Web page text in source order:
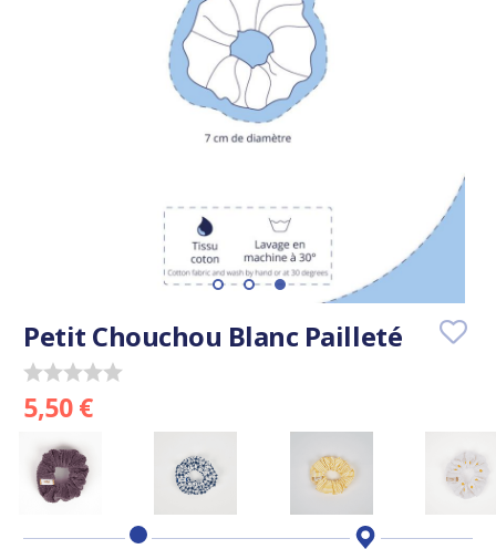
Petit Chouchou Blanc Pailleté
5,50 €